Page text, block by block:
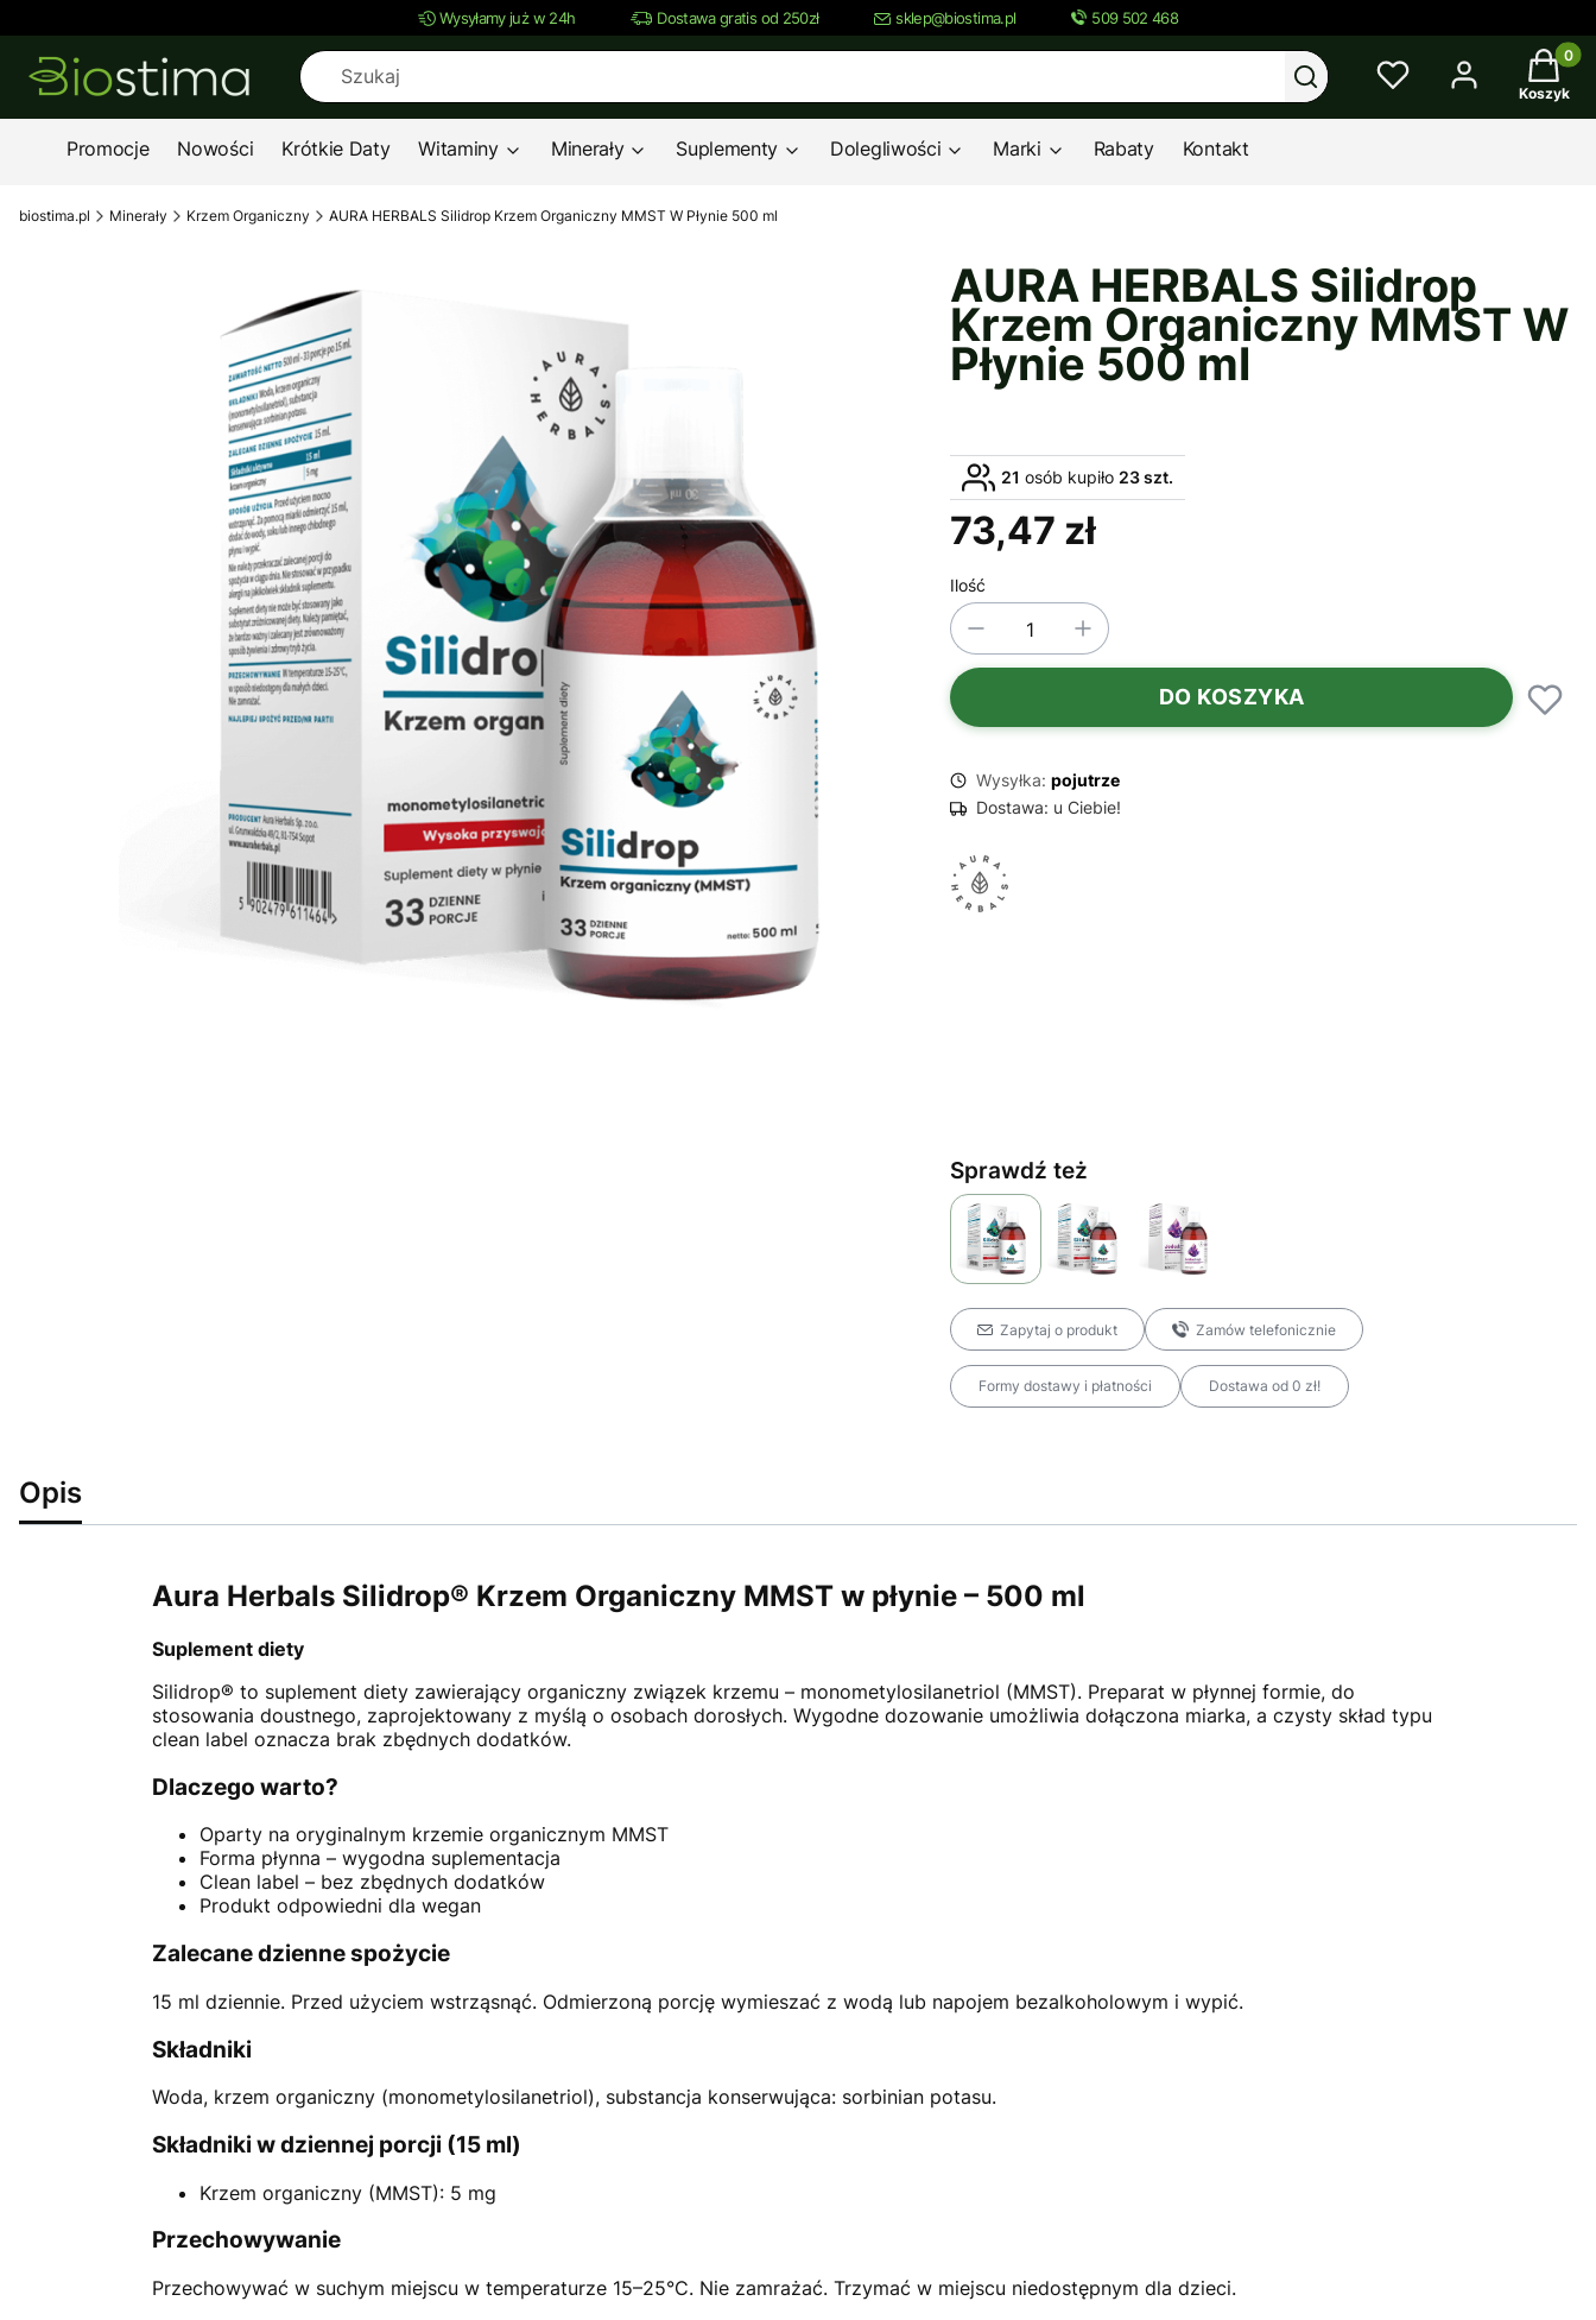
Wysyłamy już w 24h Dostawa gratis od 250zł sklep@biostima.pl 509 502 468
WyczyśćSzukaj
Twój
Koszyk
Promocje Nowości Krótkie Daty Witaminy Minerały Suplementy Dolegliwości Marki Rabaty Kontakt
biostima.pl Minerały Krzem Organiczny AURA HERBALS Silidrop Krzem Organiczny MMST W Płynie 500 ml
AURA HERBALS Silidrop
Krzem Organiczny MMST W
Płynie 500 ml
21 osób kupiło 23 szt.
Cena
73,47 zł
Ilość
DO KOSZYKA
Wysyłka: pojutrze
Dostawa: u Ciebie!
Sprawdź też
Zapytaj o produkt Zamów telefonicznie
Formy dostawy i płatności Dostawa od 0 zł!
Opis
Aura Herbals Silidrop® Krzem Organiczny MMST w płynie – 500 ml
Suplement diety
Silidrop® to suplement diety zawierający organiczny związek krzemu – monometylosilanetriol (MMST). Preparat w płynnej formie, do
stosowania doustnego, zaprojektowany z myślą o osobach dorosłych. Wygodne dozowanie umożliwia dołączona miarka, a czysty skład typu
clean label oznacza brak zbędnych dodatków.
Dlaczego warto?
Oparty na oryginalnym krzemie organicznym MMST
Forma płynna – wygodna suplementacja
Clean label – bez zbędnych dodatków
Produkt odpowiedni dla wegan
Zalecane dzienne spożycie
15 ml dziennie. Przed użyciem wstrząsnąć. Odmierzoną porcję wymieszać z wodą lub napojem bezalkoholowym i wypić.
Składniki
Woda, krzem organiczny (monometylosilanetriol), substancja konserwująca: sorbinian potasu.
Składniki w dziennej porcji (15 ml)
Krzem organiczny (MMST): 5 mg
Przechowywanie
Przechowywać w suchym miejscu w temperaturze 15–25°C. Nie zamrażać. Trzymać w miejscu niedostępnym dla dzieci.